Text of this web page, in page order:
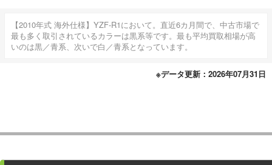
【2010年式 海外仕様】YZF-R1において。直近6カ月間で、中古市場で
最も多く取引されているカラーは黒系等です。最も平均買取相場が高
いのは黒／青系、次いで白／青系となっています。
※データ更新：2026年07月31日